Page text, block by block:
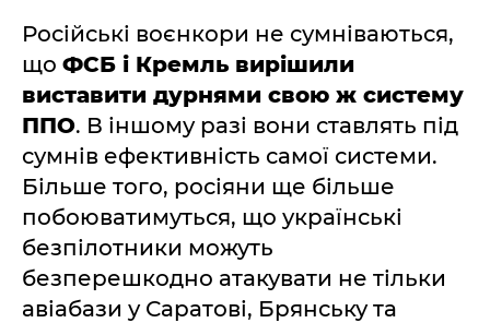
Російські воєнкори не сумніваються,
що ФСБ і Кремль вирішили
виставити дурнями свою ж систему
ППО. В іншому разі вони ставлять під
сумнів ефективність самої системи.
Більше того, росіяни ще більше
побоюватимуться, що українські
безпілотники можуть
безперешкодно атакувати не тільки
авіабази у Саратові, Брянську та